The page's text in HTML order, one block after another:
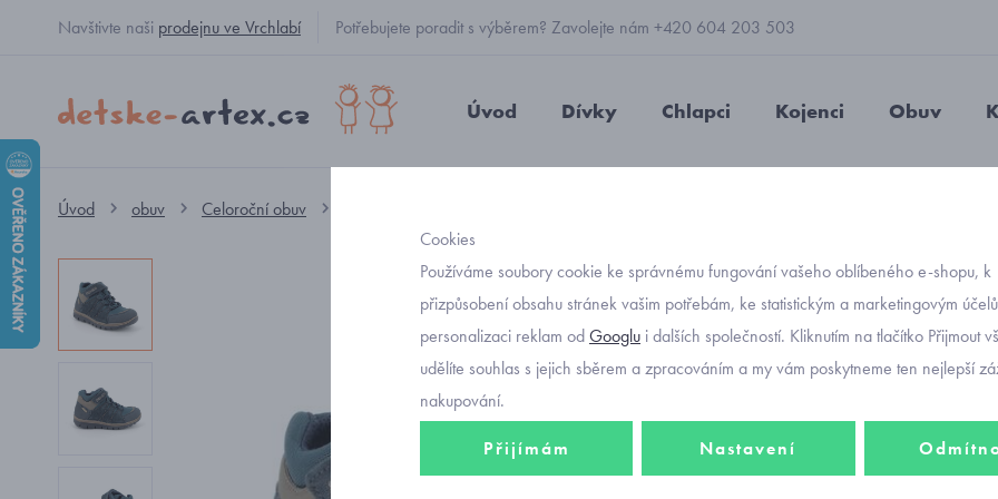
Navštivte naši prodejnu ve Vrchlabí Potřebujete poradit s výběrem? Zavolejte nám +420 604 203 503
Úvod Dívky Chlapci Kojenci Obuv
Úvod obuv Celoroční obuv
Objednávací
1 683
Cookies
Používáme soubory cookie ke správnému fungování vašeho oblíbeného e-shopu, k
přizpůsobení obsahu stránek vašim potřebám, ke statistickým a marketingovým
personalizaci reklam odGooglu i dalších společností. Kliknutím na tlačítko Přijmout
udělíte souhlas s jejich sběrem a zpracováním a my vám poskytneme ten nejlepší
nakupování.
Přijímám Nastavení